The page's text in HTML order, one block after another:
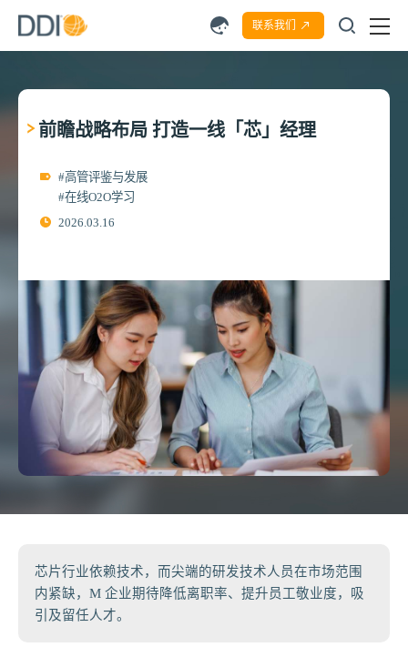
联系我们
前瞻战略布局 打造一线「芯」经理
#高管评鉴与发展
#在线O2O学习
2026.03.16
芯片行业依赖技术，而尖端的研发技术人员在市场范围
内紧缺，M 企业期待降低离职率、提升员工敬业度，吸
引及留任人才。